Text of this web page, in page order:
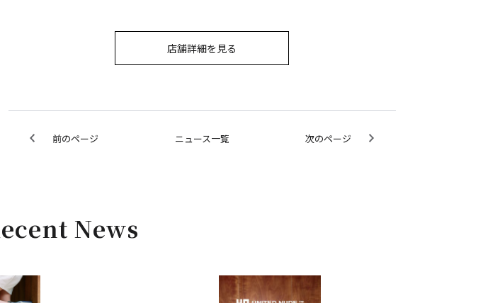
店舗詳細を見る
前のページ ニュース一覧 次のページ
News